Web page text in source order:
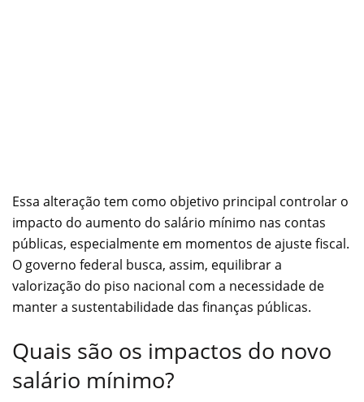
Essa alteração tem como objetivo principal controlar o
impacto do aumento do salário mínimo nas contas
públicas, especialmente em momentos de ajuste fiscal.
O governo federal busca, assim, equilibrar a
valorização do piso nacional com a necessidade de
manter a sustentabilidade das finanças públicas.
Quais são os impactos do novo
salário mínimo?